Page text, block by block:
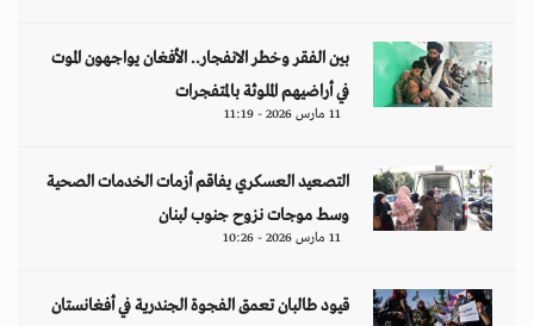
بين الفقر وخطر الانفجار.. الأفغان يواجهون الموت
في أراضيهم الملوثة بالمتفجرات
11 مارس 2026 - 11:19
التصعيد العسكري يفاقم أزمات الخدمات الصحية
وسط موجات نزوح جنوب لبنان
11 مارس 2026 - 10:26
قيود طالبان تعمق الفجوة الجندرية في أفغانستان